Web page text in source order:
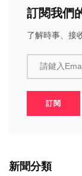
訂閱我們
了解時事、接
請鍵入
訂閱
新聞分類